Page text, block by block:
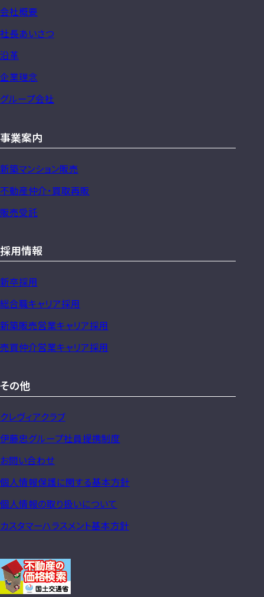
イ
ト
マ
ッ
プ
会社概要
社長あいさつ
沿革
企業理念
グループ会社
事業案内
新築マンション販売
不動産仲介・買取再販
販売受託
採用情報
新卒採用
総合職キャリア採用
新築販売営業キャリア採用
売買仲介営業キャリア採用
その他
クレヴィアクラブ
伊藤忠グループ社員提携制度
お問い合わせ
個人情報保護に関する基本方針
個人情報の取り扱いについて
カスタマーハラスメント基本方針